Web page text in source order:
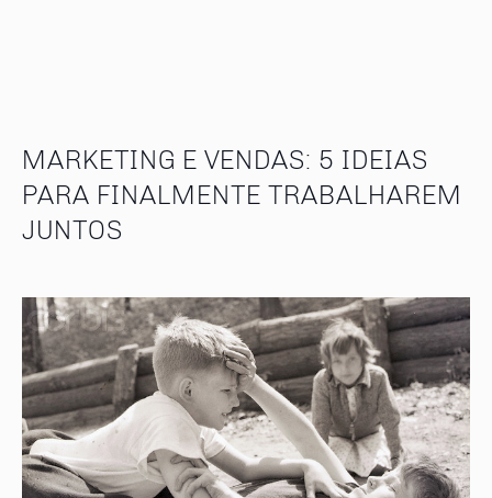
MARKETING E VENDAS: 5 IDEIAS
PARA FINALMENTE TRABALHAREM
JUNTOS